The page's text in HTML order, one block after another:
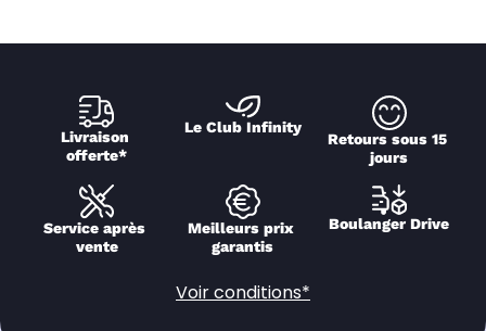
Livraison
offerte*
Le Club Infinity
Retours sous 15
jours
Service après
vente
Meilleurs prix
garantis
Boulanger Drive
Voir conditions*